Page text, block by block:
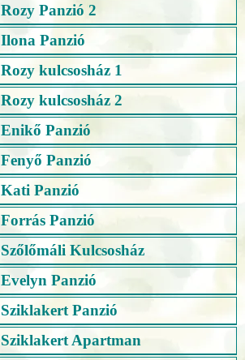
Rozy Panzió 2
Ilona Panzió
Rozy kulcsosház 1
Rozy kulcsosház 2
Enikő Panzió
Fenyő Panzió
Kati Panzió
Forrás Panzió
Szőlőmáli Kulcsosház
Evelyn Panzió
Sziklakert Panzió
Sziklakert Apartman